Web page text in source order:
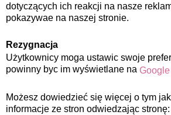
dotyczących ich reakcji na nasze
pokazywae na naszej stronie.
Rezygnacja
Użytkownicy moga ustawic swoje
powinny byc im wyświetlane na
Możesz dowiedzieć się więcej o tym
informacje ze stron odwiedzając stronę: